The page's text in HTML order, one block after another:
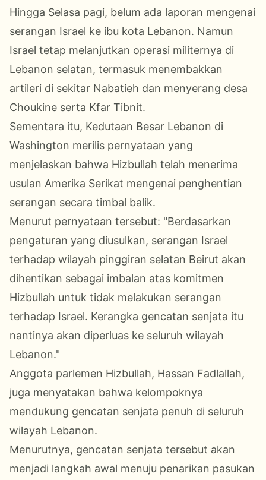
Hingga Selasa pagi, belum ada laporan mengenai
serangan Israel ke ibu kota Lebanon. Namun
Israel tetap melanjutkan operasi militernya di
Lebanon selatan, termasuk menembakkan
artileri di sekitar Nabatieh dan menyerang desa
Choukine serta Kfar Tibnit.
Sementara itu, Kedutaan Besar Lebanon di
Washington merilis pernyataan yang
menjelaskan bahwa Hizbullah telah menerima
usulan Amerika Serikat mengenai penghentian
serangan secara timbal balik.
Menurut pernyataan tersebut: "Berdasarkan
pengaturan yang diusulkan, serangan Israel
terhadap wilayah pinggiran selatan Beirut akan
dihentikan sebagai imbalan atas komitmen
Hizbullah untuk tidak melakukan serangan
terhadap Israel. Kerangka gencatan senjata itu
nantinya akan diperluas ke seluruh wilayah
Lebanon."
Anggota parlemen Hizbullah, Hassan Fadlallah,
juga menyatakan bahwa kelompoknya
mendukung gencatan senjata penuh di seluruh
wilayah Lebanon.
Menurutnya, gencatan senjata tersebut akan
menjadi langkah awal menuju penarikan pasukan